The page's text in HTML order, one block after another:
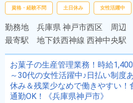
資格・経験不問 土日休み 女性活躍中
勤務地 兵庫県 神戸市西区 周辺
最寄駅 地下鉄西神線 西神中央駅
お菓子の生産管理業務！時給
～30代の女性活躍中♪日払い制度
休み＆残業少なめで働きやすい！
通勤OK！《兵庫県神戸市》